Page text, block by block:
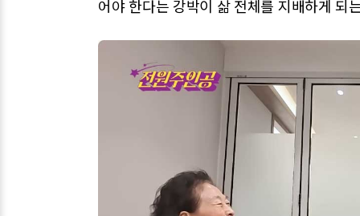
어야 한다는 강박이 삶 전체를 지배하게 되